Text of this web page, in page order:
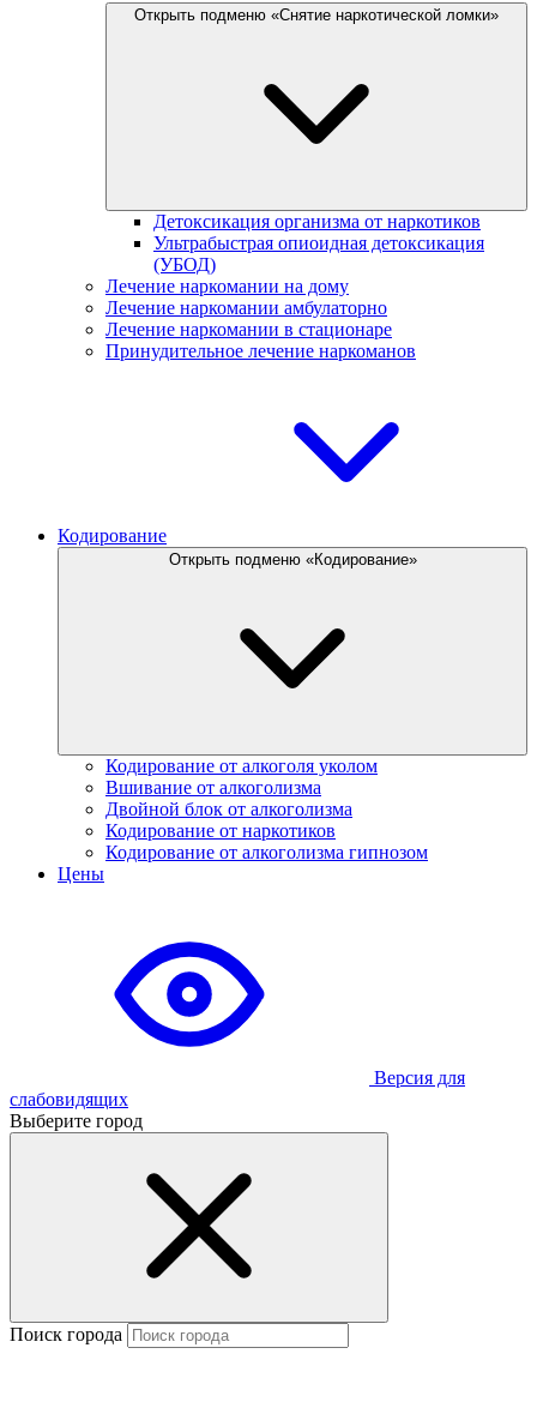
Открыть подменю «Снятие наркотической ломки»
Детоксикация организма от наркотиков
Ультрабыстрая опиоидная детоксикация
(УБОД)
Лечение наркомании на дому
Лечение наркомании амбулаторно
Лечение наркомании в стационаре
Принудительное лечение наркоманов
Кодирование
Открыть подменю «Кодирование»
Кодирование от алкоголя уколом
Вшивание от алкоголизма
Двойной блок от алкоголизма
Кодирование от наркотиков
Кодирование от алкоголизма гипнозом
Цены
Версия для
слабовидящих
Выберите город
Поиск города